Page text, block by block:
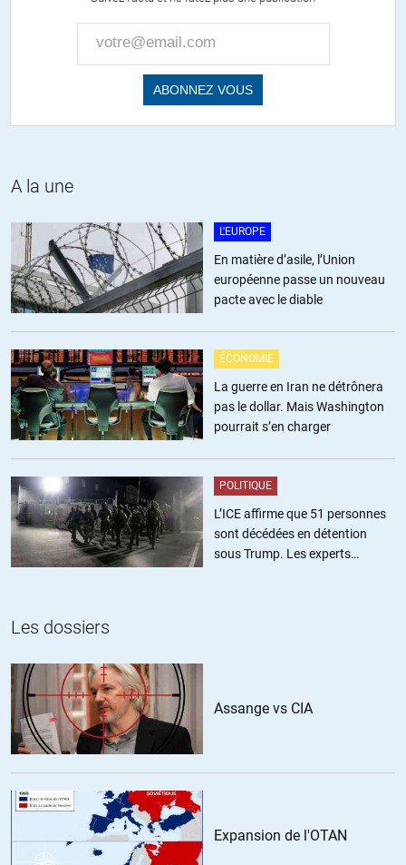
constrictors,maîtrisant tous les médias ou presque,qui vont livrer
comme jamais la France à l’appétit vorace des banques et des
multinationales…il énerve Onfray,comme Houellebecq,comme
Sansal…il ne pense pas bien. Et pourtant,elle tourne.
ALERTER
Il y a bien longtemps que son imposture et ses postures sont
seulement les éditocrâtes qui le critiquent depuis peu, et encore
pas trop, parce qu’il est toujours invité un peu partout.
+11 ALERTER
jp//27.04.2017 à 20h56
« Couvrez ce sein que je ne saurais voir. Par de pareils objets, les
âmes sont blessées, Et cela fait venir de coupables pensées. »
c’est de molière dans le Tartuffe
Au Sud de Nulle Part // 27.04.2017 à 12h00
Ribouldingue// 27.04.2017 à 20h11
vendre les cinq bouquins qu’il écrit par ans.
On a bien compris son histoire de FN pas fasciste.
Mais il ne parle que des personnes, jamais des programmes qu’il n’a
visiblement jamais lu.
A la une
L'EUROPE
En matière d’asile, l’Union
européenne passe un nouveau
pacte avec le diable
ÉCONOMIE
La guerre en Iran ne détrônera
pas le dollar. Mais Washington
pourrait s’en charger
POLITIQUE
L’ICE affirme que 51 personnes
sont décédées en détention
sous Trump. Les experts
Les dossiers
Assange vs CIA
Expansion de l'OTAN